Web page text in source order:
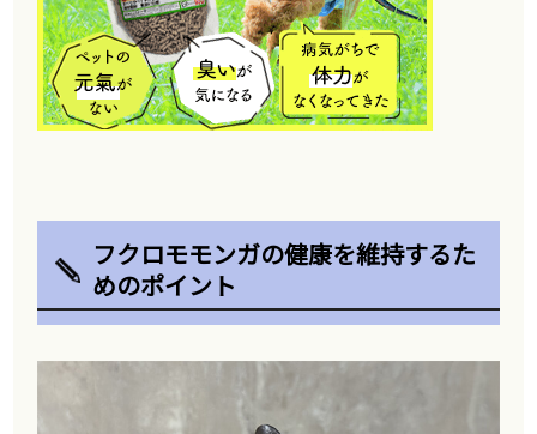
フクロモモンガの健康を維持するた
めのポイント